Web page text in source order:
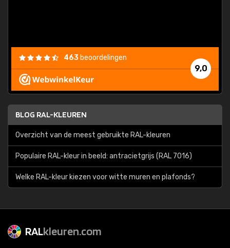
9,0
463 beoordelingen
BLOG RAL-KLEUREN
Overzicht van de meest gebruikte RAL-kleuren
Populaire RAL-kleur in beeld: antracietgrijs (RAL 7016)
Welke RAL-kleur kiezen voor witte muren en plafonds?
RALkleuren.com